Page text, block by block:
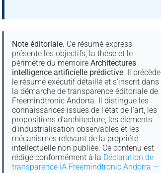
Note éditoriale. Ce résumé express
présente les objectifs, la thèse et le
périmètre du mémoire Architectures
intelligence artificielle prédictive. Il précède
le résumé exécutif détaillé et s’inscrit dans
la démarche de transparence éditoriale de
Freemindtronic Andorra. Il distingue les
connaissances issues de l’état de l’art, les
propositions d’architecture, les éléments
d’industrialisation observables et les
mécanismes relevant de la propriété
intellectuelle non publiée. Ce contenu est
rédigé conformément à la Déclaration de
transparence IA Freemindtronic Andorra —